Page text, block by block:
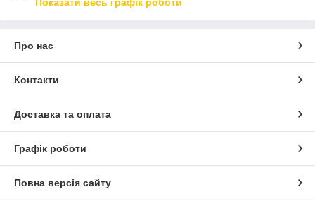
Показати весь графік роботи
Про нас
Контакти
Доставка та оплата
Графік роботи
Повна версія сайту